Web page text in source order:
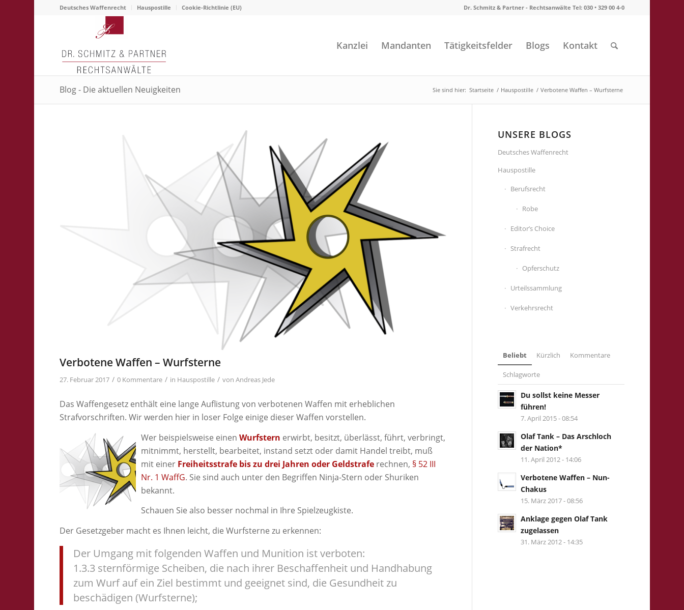
Deutsches Waffenrecht Hauspostille Cookie-Richtlinie (EU) Dr. Schmitz & Partner - Rechtsanwälte Tel: 030 • 329 00 4-0
Kanzlei Mandanten Tätigkeitsfelder Blogs Kontakt
Blog - Die aktuellen Neuigkeiten Sie sind hier: Startseite / Hauspostille / Verbotene Waffen – Wurfsterne
Verbotene Waffen – Wurfsterne
27. Februar 2017 / 0 Kommentare / in Hauspostille / vonAndreas Jede
Das Waffengesetz enthält eine lange Auflistung von verbotenen Waffen mit erheblichen
Strafvorschriften. Wir werden hier in loser Folge einige dieser Waffen vorstellen.
Wer beispielsweise einenWurfstern erwirbt, besitzt, überlässt, führt, verbringt,
mitnimmt, herstellt, bearbeitet, instand setzt oder damit Handel treibt, muß
mit einer Freiheitsstrafe bis zu drei Jahren oder Geldstrafe rechnen, § 52 III
Nr. 1 WaffG. Sie sind auch unter den Begriffen Ninja-Stern oder Shuriken
bekannt.
Schauen Sie also besser nochmal in Ihre Spielzeugkiste.
Der Gesetzgeber macht es Ihnen leicht, die Wurfsterne zu erkennen:
Der Umgang mit folgenden Waffen und Munition ist verboten:
1.3.3 sternförmige Scheiben, die nach ihrer Beschaffenheit und Handhabung
zum Wurf auf ein Ziel bestimmt und geeignet sind, die Gesundheit zu
beschädigen (Wurfsterne);
UNSERE BLOGS
Deutsches Waffenrecht
Hauspostille
Berufsrecht
Robe
Editor’s Choice
Strafrecht
Opferschutz
Urteilssammlung
Verkehrsrecht
Beliebt Kürzlich Kommentare
Schlagworte
Du sollst keine Messer
führen!
7. April 2015 - 08:54
Olaf Tank – Das Arschloch
der Nation*
11. April 2012 - 14:06
Verbotene Waffen – Nun-
Chakus
15. März 2017 - 08:56
Anklage gegen Olaf Tank
zugelassen
31. März 2012 - 14:35